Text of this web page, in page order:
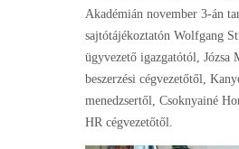
Akadémián november 3-án
sajtótájékoztatón Wolfgang
ügyvezető igazgatótól, Józsa
beszerzési cégvezetőtől,
menedzsertől, Csoknyainé
HR cégvezetőtől.